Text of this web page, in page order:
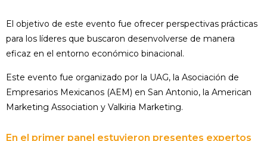
El objetivo de este evento fue ofrecer perspectivas prácticas
para los líderes que buscaron desenvolverse de manera
eficaz en el entorno económico binacional.
Este evento fue organizado por la UAG, la Asociación de
Empresarios Mexicanos (AEM) en San Antonio, la American
Marketing Association y Valkiria Marketing.
En el primer panel estuvieron presentes expertos